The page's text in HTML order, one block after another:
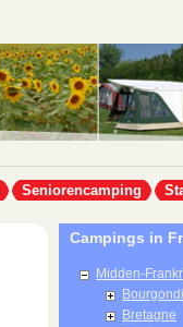
Seniorencamping
Campings in
Midden-
Bretagne